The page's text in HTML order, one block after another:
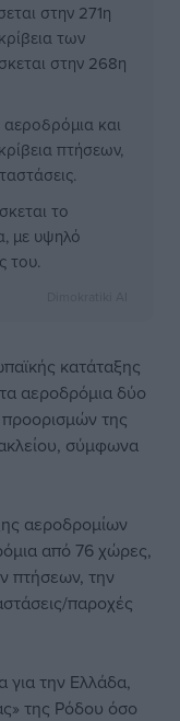
στην 271η
των
στην 268η
και
πτήσεων,
το
με υψηλό
του.
κατάταξης
αεροδρόμια δύο
της
σύμφωνα
αεροδρομίων
από 76 χώρες,
πτήσεων, την
παροχές
για την Ελλάδα,
της Ρόδου όσο